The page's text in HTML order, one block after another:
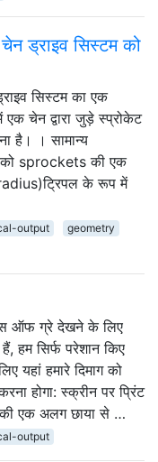
ड्राइव सिस्टम को
सिस्टम का एक
चेन द्वारा जुड़े स्प्रोकेट
है। । सामान्य
sprockets की एक
के रूप में
output
geometry
ऑफ ग्रे देखने के लिए
हम सिर्फ परेशान किए
यहां हमारे दिमाग को
होगा: स्क्रीन पर प्रिंट
की एक अलग छाया से …
output